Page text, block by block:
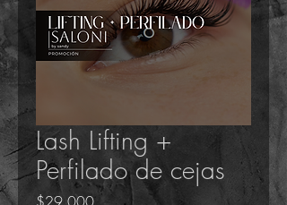
Lash Lifting +
Perfilado de cejas
Precio